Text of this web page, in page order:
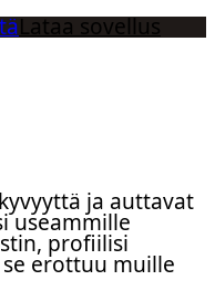
Lataa sovellus
ja auttavat
useammille
profiilisi
erottuu muille